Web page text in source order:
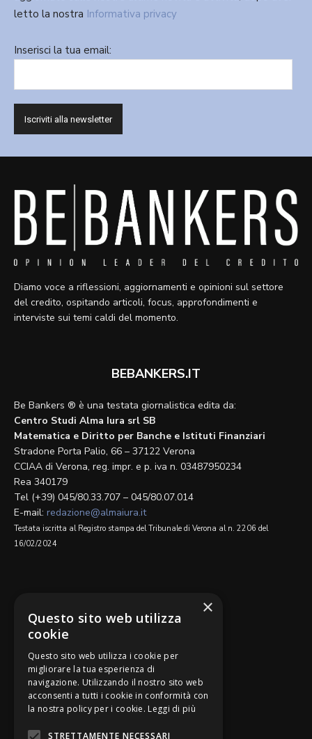
letto la nostra Informativa privacy
Inserisci la tua email:
Diamo voce a riflessioni, aggiornamenti e opinioni sul settore
del credito, ospitando articoli, focus, approfondimenti e
interviste sui temi caldi del momento.
BEBANKERS.IT
Be Bankers ® è una testata giornalistica edita da:
Centro Studi Alma Iura srl SB
Matematica e Diritto per Banche e Istituti Finanziari
Stradone Porta Palio, 66 – 37122 Verona
CCIAA di Verona, reg. impr. e p. iva n. 03487950234
Rea 340179
Tel (+39) 045/80.33.707 – 045/80.07.014
E-mail: redazione@almaiura.it
Testata iscritta al Registro stampa del Tribunale di Verona al n. 2206 del
16/02/2024
Be Bankers è ideato da
×
Questo sito web utilizza
cookie
Questo sito web utilizza i cookie per
migliorare la tua esperienza di
navigazione. Utilizzando il nostro sito web
acconsenti a tutti i cookie in conformità con
la nostra policy per i cookie. Leggi di più
STRETTAMENTE NECESSARI